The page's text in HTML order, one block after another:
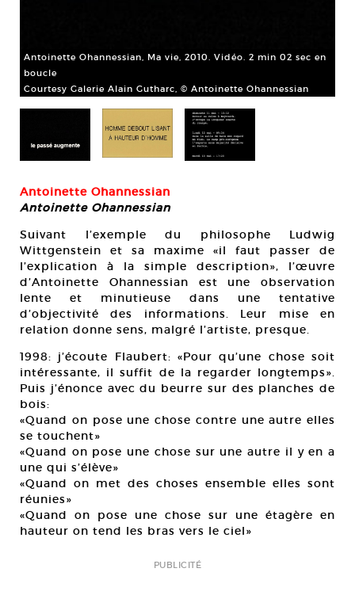
Antoinette Ohannessian, Ma vie, 2010. Vidéo. 2 min 02 sec en
boucle
Courtesy Galerie Alain Gutharc, © Antoinette Ohannessian
Antoinette Ohannessian
Antoinette Ohannessian
Suivant l’exemple du philosophe Ludwig
Wittgenstein et sa maxime «il faut passer de
l’explication à la simple description», l’œuvre
d’Antoinette Ohannessian est une observation
lente et minutieuse dans une tentative
d’objectivité des informations. Leur mise en
relation donne sens, malgré l’artiste, presque.
1998: j’écoute Flaubert: «Pour qu’une chose soit
intéressante, il suffit de la regarder longtemps».
Puis j’énonce avec du beurre sur des planches de
bois:
«Quand on pose une chose contre une autre elles
se touchent»
«Quand on pose une chose sur une autre il y en a
une qui s’élève»
«Quand on met des choses ensemble elles sont
réunies»
«Quand on pose une chose sur une étagère en
hauteur on tend les bras vers le ciel»
PUBLICITÉ